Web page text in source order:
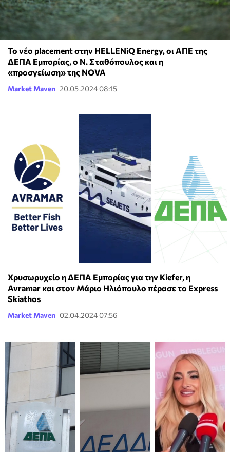
To νέο placement στην HELLENiQ Energy, οι ΑΠΕ της
ΔΕΠΑ Εμπορίας, ο Ν. Σταθόπουλος και η
«προσγείωση» της NOVA
Market Maven 20.05.2024 08:15
Χρυσωρυχείο η ΔΕΠΑ Εμπορίας για την Kiefer, η
Avramar και στον Μάριο Ηλιόπουλο πέρασε το Express
Skiathos
Market Maven 02.04.2024 07:56